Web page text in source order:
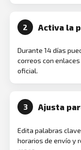
2 Activa la
Durante 14 días
correos con
oficial.
3 Ajusta
Edita palabras
horarios de envío y